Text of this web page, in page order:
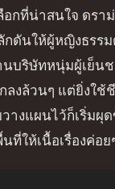
อกที่น่าสนใจ ดรา
กดันให้ผู้หญิงธรร
นบริษัทหนุ่มผู้เย็น
ลงล้วนๆ แต่ยิ่งใ
วางแผนไว้ก็เริ่ม
ที่ให้เนื้อเรื่องค่อย